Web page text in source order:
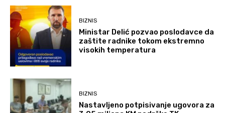
BIZNIS
Ministar Delić pozvao poslodavce da
zaštite radnike tokom ekstremno
visokih temperatura
BIZNIS
Nastavljeno potpisivanje ugovora za